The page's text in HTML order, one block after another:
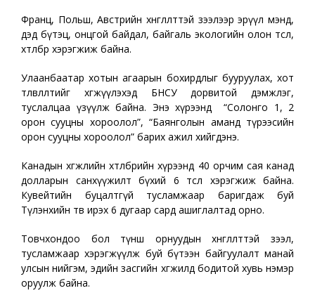
Франц, Польш, Австрийн хөнгөлөлттэй зээлээр эрүүл мэнд,
дэд бүтэц, онцгой байдал, байгаль экологийн олон төсөл,
хөтөлбөр хэрэгжиж байна.
Улаанбаатар хотын агаарын бохирдлыг бууруулах, хот
төлөвлөлтийг хөгжүүлэхэд БНСУ дорвитой дэмжлэг,
туслалцаа үзүүлж байна. Энэ хүрээнд “Солонго 1, 2
орон сууцны хороолол”, “Баянголын аманд түрээсийн
орон сууцны хороолол” барих ажил хийгдэнэ.
Канадын хөгжлийн хөтөлбөрийн хүрээнд 40 орчим сая канад
долларын санхүүжилт бүхий 6 төсөл хэрэгжиж байна.
Кувейтийн буцалтгүй тусламжаар баригдаж буй
Түлэнхийн төв ирэх 6 дугаар сард ашиглалтад орно.
Товчхондоо бол түнш орнуудын хөнгөлөлттэй зээл,
тусламжаар хэрэгжүүлж буй бүтээн байгуулалт манай
улсын нийгэм, эдийн засгийн хөгжилд бодитой хувь нэмэр
оруулж байна.